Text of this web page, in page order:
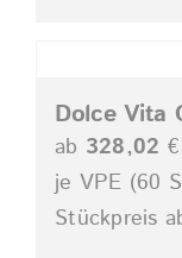
Dolce Vita
ab 328,02 €
je VPE (60
Stückpreis